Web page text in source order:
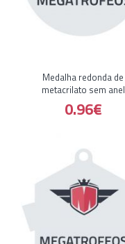
Medalha redonda de
metacrilato sem anel
0.96€